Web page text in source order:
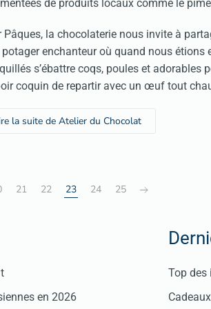
de produits locaux comme le
Pâques, la chocolaterie nous invite à
potager enchanteur où quand nous
s’ébattre coqs, poules et adorables
coquin de repartir avec un œuf tout
la suite de Atelier du Chocolat
21 22 23 24 25
en 2026
Top des